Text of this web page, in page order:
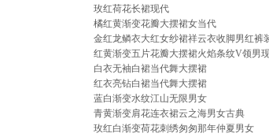
玫红荷花长裙现代
橘红黄渐变花瓣大摆裙女当代
金红龙鳞衣大红女纱裙祥云衣收脚男红裤
红黄渐变五片花瓣大摆裙火焰条纹V领男
白衣无袖白裙当代舞大摆裙
红衣亮钻白裙当代舞大摆裙
蓝白渐变水纹江山无限男女
青黄渐变肩花连衣裙云之海男女古典
玫红白渐变荷花刺绣匆匆那年仲夏男女